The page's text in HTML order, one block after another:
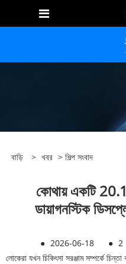
বাড়ি > খবর > শিল্প সংবাদ
কোথায় একটি
ডায়াগনস্টিক
● 2026-06-18 ● 2
লোকেরা যখন চিকিৎসা সরঞ্জাম সম্পর্কে চিন্তা